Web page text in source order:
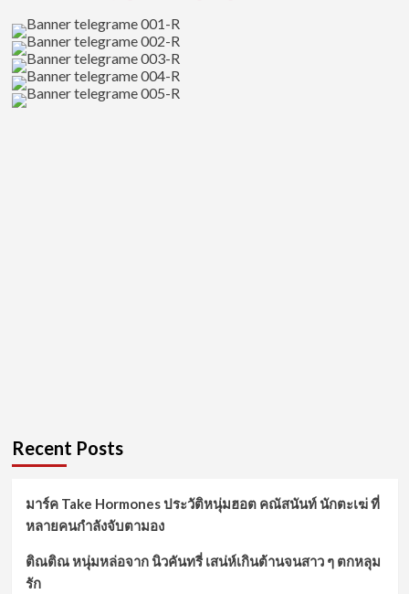
หลง
รัก
ทุก
ราย
Recent Posts
มาร์ค Take Hormones ประวัติหนุ่มฮอต คณัสนันท์ นักตะเฆ่ ที่
หลายคนกำลังจับตามอง
ติณติณ หนุ่มหล่อจาก นิวคันทรี่ เสน่ห์เกินต้านจนสาว ๆ ตกหลุม
รัก